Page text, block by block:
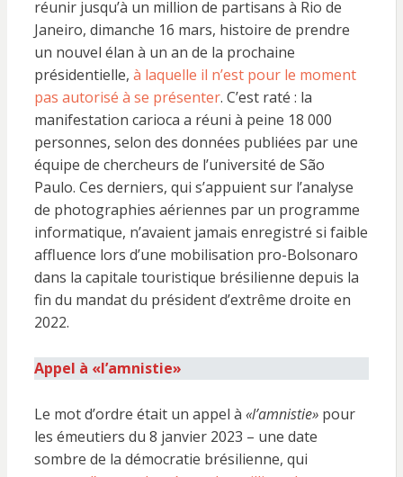
réunir jusqu’à un million de partisans à Rio de
Janeiro, dimanche 16 mars, histoire de prendre
un nouvel élan à un an de la prochaine
présidentielle, à laquelle il n’est pour le moment
pas autorisé à se présenter. C’est raté : la
manifestation carioca a réuni à peine 18 000
personnes, selon des données publiées par une
équipe de chercheurs de l’université de São
Paulo. Ces derniers, qui s’appuient sur l’analyse
de photographies aériennes par un programme
informatique, n’avaient jamais enregistré si faible
affluence lors d’une mobilisation pro-Bolsonaro
dans la capitale touristique brésilienne depuis la
fin du mandat du président d’extrême droite en
2022.
Appel à «l’amnistie»
Le mot d’ordre était un appel à «l’amnistie» pour
les émeutiers du 8 janvier 2023 – une date
sombre de la démocratie brésilienne, qui